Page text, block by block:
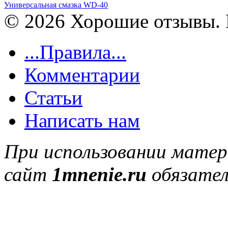
Универсальная смазка WD-40
© 2026 Хорошие отзывы.
...Правила...
Комментарии
Статьи
Написать нам
При использовании
сайт 1mnenie.ru